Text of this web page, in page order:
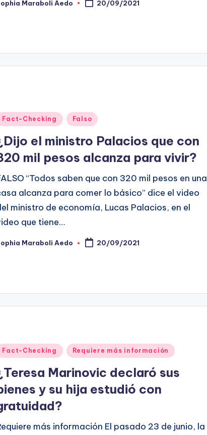
Maraboli Aedo 20/09/2021
Fact-Checking Falso
el ministro Palacios que con
mil pesos alcanza para vivir?
“Todos saben que con 320 mil pesos en una
alcanza para comer lo básico” dice el video
ministro de economía, Lucas Palacios, en el
que tiene…
Maraboli Aedo 20/09/2021
Fact-Checking Requiere más información
Marinovic declaró sus
y su hija estudió con
más información El pasado 23 de junio, la